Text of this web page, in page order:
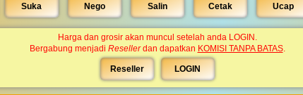
Suka Nego Salin Cetak Ucap
Harga dan grosir akan muncul setelah anda LOGIN.
Bergabung menjadi Resellerdan dapatkan KOMISI TANPA BATAS.
Reseller LOGIN